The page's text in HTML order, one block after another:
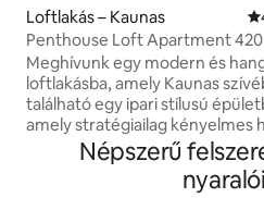
Loftlakás – Kaunas
Penthouse Loft Apartment 420
Meghívunk egy modern és
loftlakásba, amely Kaunas
található egy ipari stílusú
amely stratégiailag kényelmes
található a városközpont és
között. Ez a stílusos loftlakás
kikapcsolódáshoz és munkához
Népszerű